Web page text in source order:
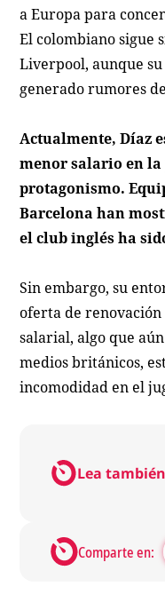
a Europa para
El colombiano sigue
Liverpool, aunque
generado rumores
Actualmente, Díaz
menor salario en
protagonismo.
Barcelona han
el club inglés ha
Sin embargo, su
oferta de
salarial, algo que
medios británicos,
incomodidad en el
Lea
Comparte en: